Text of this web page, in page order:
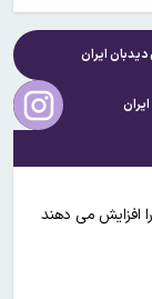
دیدبان ایران
افزایش می دهند